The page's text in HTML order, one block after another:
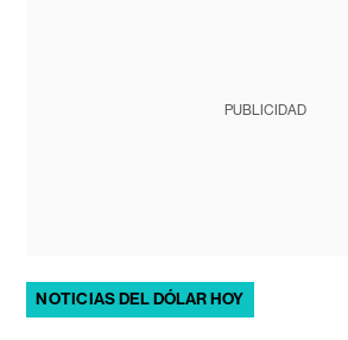
PUBLICIDAD
NOTICIAS DEL DÓLAR HOY